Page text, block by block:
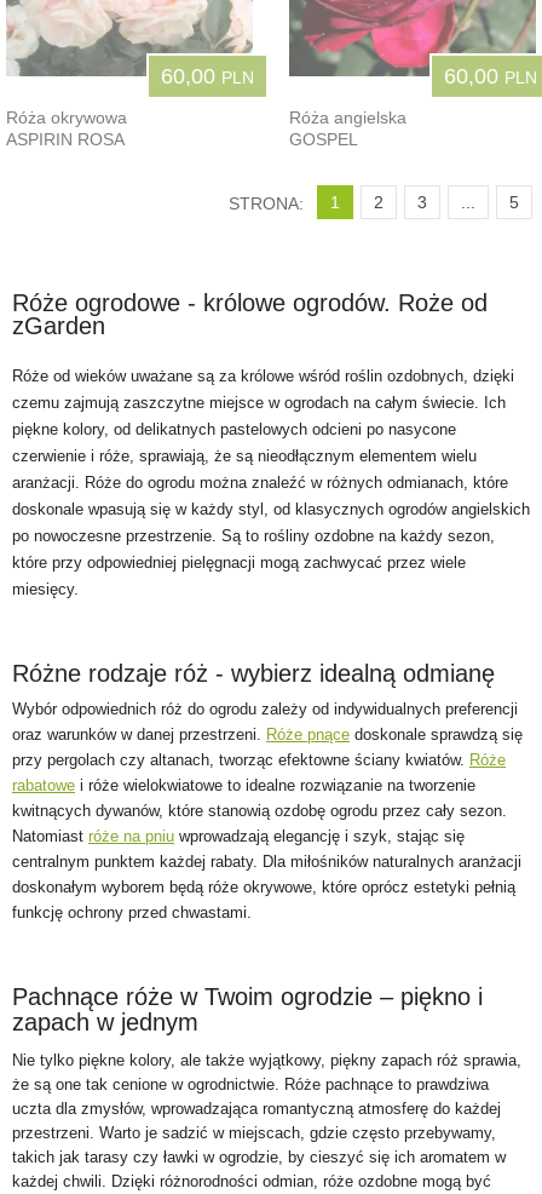
60,00 PLN
Róża okrywowa
ASPIRIN ROSA
60,00 PLN
Róża angielska
GOSPEL
STRONA: 1 2 3 5
Róże ogrodowe - królowe ogrodów. Roże od
zGarden
Róże od wieków uważane są za królowe wśród roślin ozdobnych, dzięki
czemu zajmują zaszczytne miejsce w ogrodach na całym świecie. Ich
piękne kolory, od delikatnych pastelowych odcieni po nasycone
czerwienie i róże, sprawiają, że są nieodłącznym elementem wielu
aranżacji. Róże do ogrodu można znaleźć w różnych odmianach, które
doskonale wpasują się w każdy styl, od klasycznych ogrodów angielskich
po nowoczesne przestrzenie. Są to rośliny ozdobne na każdy sezon,
które przy odpowiedniej pielęgnacji mogą zachwycać przez wiele
miesięcy.
Różne rodzaje róż - wybierz idealną odmianę
Wybór odpowiednich róż do ogrodu zależy od indywidualnych preferencji
oraz warunków w danej przestrzeni. Róże pnące doskonale sprawdzą się
przy pergolach czy altanach, tworząc efektowne ściany kwiatów. Róże
rabatowe i róże wielokwiatowe to idealne rozwiązanie na tworzenie
kwitnących dywanów, które stanowią ozdobę ogrodu przez cały sezon.
Natomiast róże na pniu wprowadzają elegancję i szyk, stając się
centralnym punktem każdej rabaty. Dla miłośników naturalnych aranżacji
doskonałym wyborem będą róże okrywowe, które oprócz estetyki pełnią
funkcję ochrony przed chwastami.
Pachnące róże w Twoim ogrodzie – piękno i
zapach w jednym
Nie tylko piękne kolory, ale także wyjątkowy, piękny zapach róż sprawia,
że są one tak cenione w ogrodnictwie. Róże pachnące to prawdziwa
uczta dla zmysłów, wprowadzająca romantyczną atmosferę do każdej
przestrzeni. Warto je sadzić w miejscach, gdzie często przebywamy,
takich jak tarasy czy ławki w ogrodzie, by cieszyć się ich aromatem w
każdej chwili. Dzięki różnorodności odmian, róże ozdobne mogą być